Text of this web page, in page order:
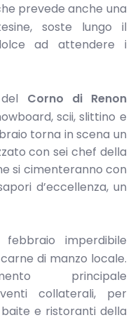
prevede anche una
soste lungo il
ad attendere i
Corno di Renon
scii, slittino e
torna in scena un
con sei chef della
si cimenteranno con
d’eccellenza, un
imperdibile
di manzo locale.
principale
collaterali, per
e ristoranti della